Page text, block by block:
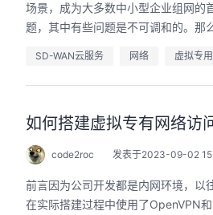
场景，成为大多数中小型企业组网的
题，其中有些问题是不可调和的。那
SD-WAN云服务 网络 虚拟专
如何搭建虚拟专有网络访
code2roc 发表于2023-09-02
前言因为公司开发都是内网环境，以
在实际搭建过程中使用了OpenVPN